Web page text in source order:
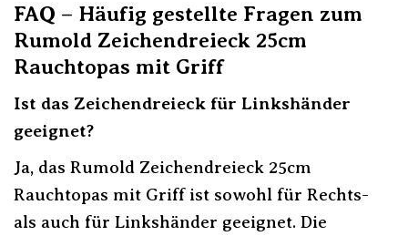
FAQ – Häufig gestellte Fragen zum
Rumold Zeichendreieck 25cm
Rauchtopas mit Griff
Ist das Zeichendreieck für Linkshänder
geeignet?
Ja, das Rumold Zeichendreieck 25cm
Rauchtopas mit Griff ist sowohl für Rechts-
als auch für Linkshänder geeignet. Die